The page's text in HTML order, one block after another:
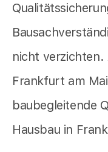
nicht verzichten.
Frankfurt am
baubegleitende
Hausbau in